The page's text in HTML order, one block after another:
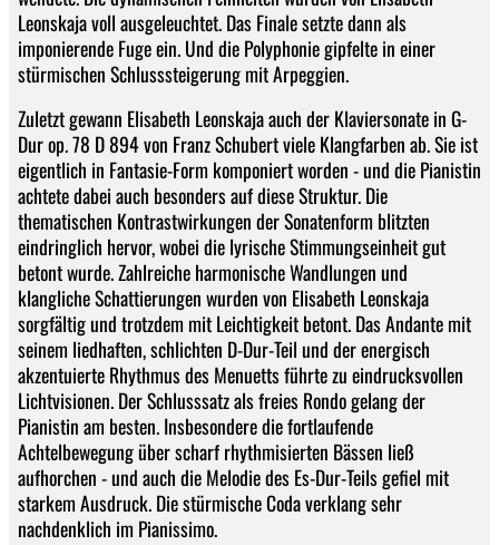
Leonskaja voll ausgeleuchtet. Das Finale setzte dann als
imponierende Fuge ein. Und die Polyphonie gipfelte in einer
stürmischen Schlusssteigerung mit Arpeggien.
Zuletzt gewann Elisabeth Leonskaja auch der Klaviersonate in G-
Dur op. 78 D 894 von Franz Schubert viele Klangfarben ab. Sie ist
eigentlich in Fantasie-Form komponiert worden - und die Pianistin
achtete dabei auch besonders auf diese Struktur. Die
thematischen Kontrastwirkungen der Sonatenform blitzten
eindringlich hervor, wobei die lyrische Stimmungseinheit gut
betont wurde. Zahlreiche harmonische Wandlungen und
klangliche Schattierungen wurden von Elisabeth Leonskaja
sorgfältig und trotzdem mit Leichtigkeit betont. Das Andante mit
seinem liedhaften, schlichten D-Dur-Teil und der energisch
akzentuierte Rhythmus des Menuetts führte zu eindrucksvollen
Lichtvisionen. Der Schlusssatz als freies Rondo gelang der
Pianistin am besten. Insbesondere die fortlaufende
Achtelbewegung über scharf rhythmisierten Bässen ließ
aufhorchen - und auch die Melodie des Es-Dur-Teils gefiel mit
starkem Ausdruck. Die stürmische Coda verklang sehr
nachdenklich im Pianissimo.